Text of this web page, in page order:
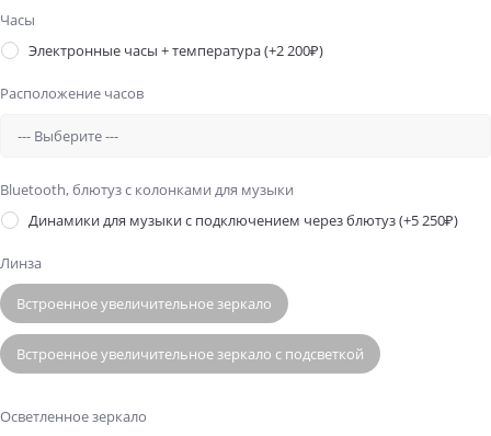
Часы
Электронные часы + температура(+2 200₽)
Расположение часов
Bluetooth, блютуз с колонками для музыки
Динамики для музыки с подключением через блютуз(+5 250₽)
Линза
Встроенное увеличительное зеркало
Встроенное увеличительное зеркало с подсветкой
Осветленное зеркало